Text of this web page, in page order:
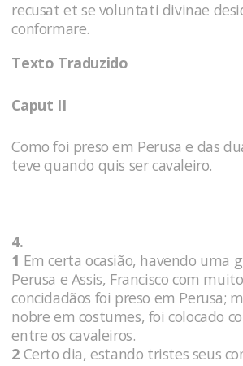
recusat et se voluntati divinae
conformare.
Texto Traduzido
Caput II
Como foi preso em Perusa e das
teve quando quis ser cavaleiro.
4.
1 Em certa ocasião, havendo uma
Perusa e Assis, Francisco com
concidadãos foi preso em Perusa;
nobre em costumes, foi colocado
entre os cavaleiros.
2 Certo dia, estando tristes seus